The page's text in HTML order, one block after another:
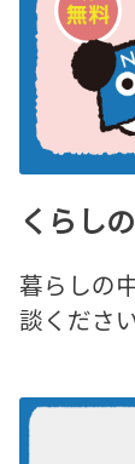
くらし
暮らしの
談ください